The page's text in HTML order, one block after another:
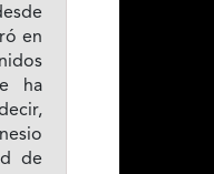
en
ha
de